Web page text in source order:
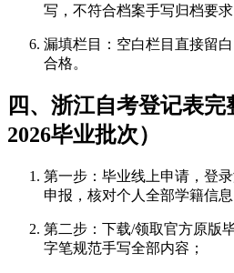
写，不符合档案手写归档要求
漏填栏目：空白栏目直接留
合格。
四、浙江自考登记表
2026毕业批次）
第一步：毕业线上申请，登
申报，核对个人全部学籍信息
第二步：下载/领取官方原版
字笔规范手写全部内容；